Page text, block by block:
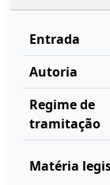
Entrada
Autoria
Regime de
tramitação
Matéria